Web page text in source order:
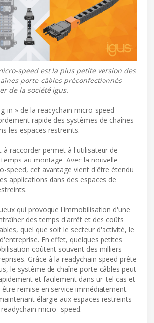
speed est la plus petite version des
porte-câbles préconfectionnés
de la société igus.
in » de la readychain micro-speed
rapide des systèmes de chaînes
les espaces restreints.
à raccorder permet à l'utilisateur de
au montage. Avec la nouvelle
speed, cet avantage vient d'être étendu
applications dans des espaces de
qui provoque l'immobilisation d'une
des temps d'arrêt et des coûts
quel que soit le secteur d'activité, le
En effet, quelques petites
coûtent souvent des milliers
Grâce à la readychain speed prête
le système de chaîne porte-câbles peut
et facilement dans un tel cas et
remise en service immédiatement.
élargie aux espaces restreints
micro- speed.